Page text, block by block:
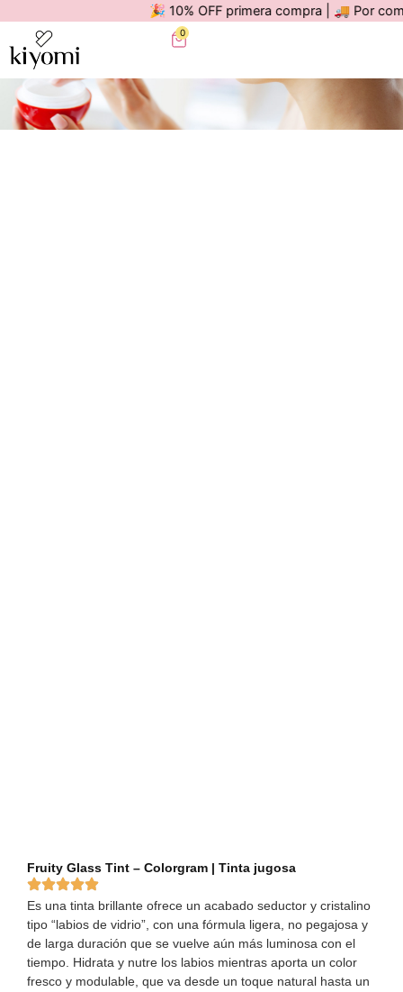
🎉 10% OFF primera compra | 🚚 Por
0
Fruity Glass Tint – Colorgram | Tinta jugosa
Es una tinta brillante ofrece un acabado seductor y cristalino
tipo “labios de vidrio”, con una fórmula ligera, no pegajosa y
de larga duración que se vuelve aún más luminosa con el
tiempo. Hidrata y nutre los labios mientras aporta un color
fresco y modulable, que va desde un toque natural hasta un